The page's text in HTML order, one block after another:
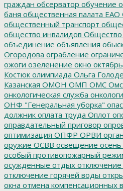
граждан обсерватор обучение
баня общественная палата ЕАО
общественный транспорт
общество инвалидов Общество
объединение объявления
Огородова ограбление
ожоги озеленение окно октябрь
Костюк олимпиада Ольга
Казанская ОМОН ОМП ОМС
онкологическая служба
ОНФ "Генеральная уборка"
должник оплата труда Оплот
оправдательный приговор
оптимизация ОПФР ОРВИ
оружие ОСВВ освещение осень
особый противопожарный
осужденные отдых отключение
отключение горячей воды
окна отмена компенсационных